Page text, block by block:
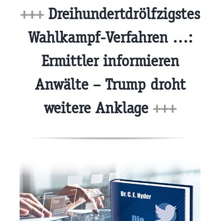
+++Dreihundertdrölfzigstes
Wahlkampf-Verfahren …:
Ermittler informieren
Anwälte – Trump droht
weitere Anklage +++